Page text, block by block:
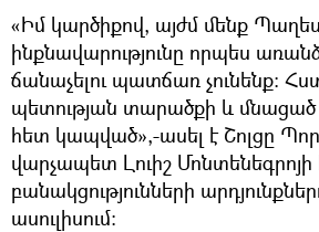
«Իմ կարծիքով, այժմ մենք
ինքնավարությունը որպես
ճանաչելու պատճառ չունենք։
պետության տարածքի և մնացած
հետ կապված»,-ասել է Շոլցը
վարչապետ Լուիշ
բանակցությունների
ասուլիսում: